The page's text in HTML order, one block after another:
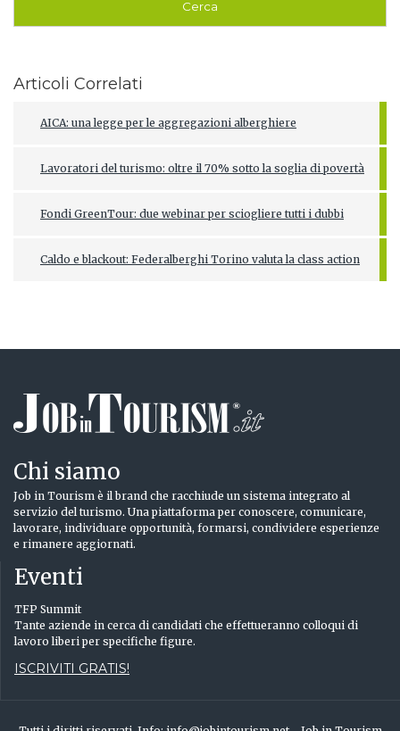
Articoli Correlati
AICA: una legge per le aggregazioni alberghiere
Lavoratori del turismo: oltre il 70% sotto la soglia di povertà
Fondi GreenTour: due webinar per sciogliere tutti i dubbi
Caldo e blackout: Federalberghi Torino valuta la class action
Chi siamo
Job in Tourism è il brand che racchiude un sistema integrato al
servizio del turismo. Una piattaforma per conoscere, comunicare,
lavorare, individuare opportunità, formarsi, condividere esperienze
e rimanere aggiornati.
Eventi
TFP Summit
Tante aziende in cerca di candidati che effettueranno colloqui di
lavoro liberi per specifiche figure.
ISCRIVITI GRATIS!